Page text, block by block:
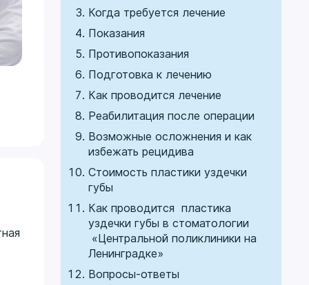
Когда требуется лечение
Показания
Противопоказания
Подготовка к лечению
Как проводится лечение
Реабилитация после операции
Возможные осложнения и как
избежать рецидива
Стоимость пластики уздечки
губы
Как проводится пластика
уздечки губы в стоматологии
«Центральной поликлиники на
Ленинградке»
Вопросы-ответы